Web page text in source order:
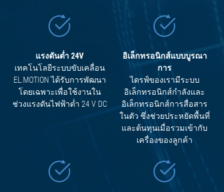
แรงดันต่ำ 24V
เทคโนโลยีระบบขับเคลื่อน
EL.MOTION ได้รับการพัฒนา
โดยเฉพาะเพื่อใช้งานใน
ช่วงแรงดันไฟฟ้าต่ำ 24 V DC
อิเล็กทรอนิกส์แบบบูรณา
การ
ไดรฟ์ของเรามีระบบ
อิเล็กทรอนิกส์กำลังและ
อิเล็กทรอนิกส์การสื่อสาร
ในตัว ซึ่งช่วยประหยัดพื้นที่
และต้นทุนเมื่อรวมเข้ากับ
เครื่องของลูกค้า